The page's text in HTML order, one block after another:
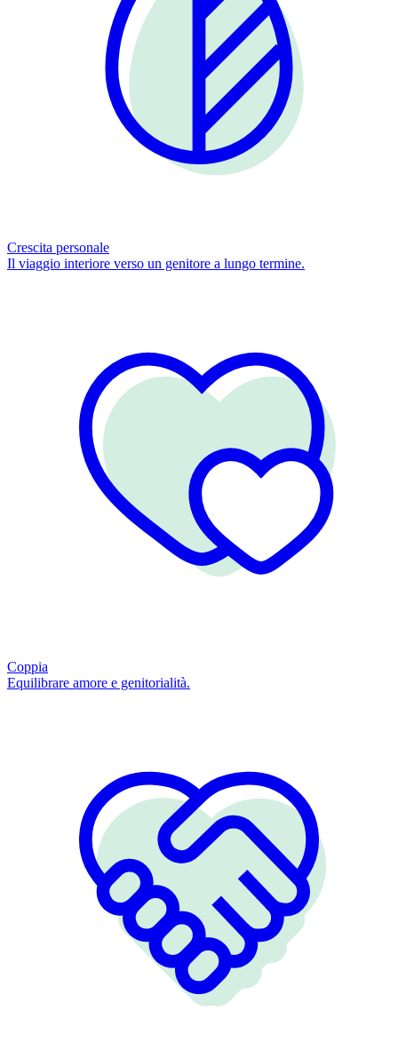
Crescita personale
Il viaggio interiore verso un genitore a lungo termine.
Coppia
Equilibrare amore e genitorialità.